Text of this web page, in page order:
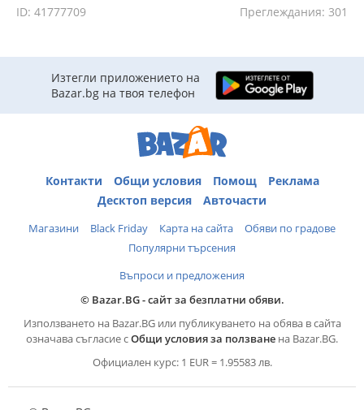
ID: 41777709 Преглеждания: 301
Изтегли приложението на
Bazar.bg на твоя телефон
Контакти Общи условия Помощ
Реклама
Десктоп версия
Авточасти
Магазини Black Friday Карта на сайта
Обяви по градове
Популярни търсения
Въпроси и предложения
© Bazar.BG - сайт за безплатни обяви.
Използването на Bazar.BG или публикуването на обява в сайта
означава съгласие сОбщи условия за ползване на Bazar.BG.
Официален курс: 1 EUR = 1.95583 лв.